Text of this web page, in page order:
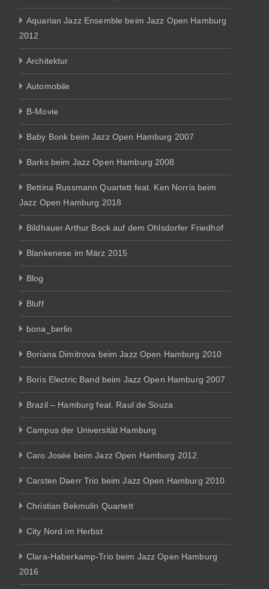
Aquarian Jazz Ensemble beim Jazz Open Hamburg
2012
Architektur
Automobile
B-Movie
Baby Bonk beim Jazz Open Hamburg 2007
Barks beim Jazz Open Hamburg 2008
Bettina Russmann Quartett feat. Ken Norris beim
Jazz Open Hamburg 2018
Bildhauer Arthur Bock auf dem Ohlsdorfer Friedhof
Blankenese im März 2015
Blog
Bluff
bona_berlin
Boriana Dimitrova beim Jazz Open Hamburg 2010
Boris Electric Band beim Jazz Open Hamburg 2007
Brazil – Hamburg feat. Raul de Souza
Campus der Universität Hamburg
Caro Josée beim Jazz Open Hamburg 2012
Carsten Daerr Trio beim Jazz Open Hamburg 2010
Christian Bekmulin Quartett
City Nord im Herbst
Clara-Haberkamp-Trio beim Jazz Open Hamburg
2016